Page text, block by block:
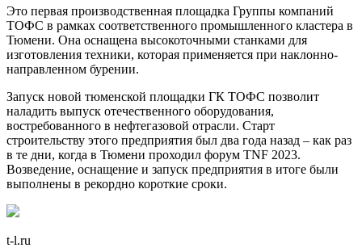
Это первая производственная площадка Группы компаний
ТОФС в рамках соответственного промышленного кластера в
Тюмени. Она оснащена высокоточными станками для
изготовления техники, которая применяется при наклонно-
направленном бурении.
Запуск новой тюменской площадки ГК ТОФС позволит
наладить выпуск отечественного оборудования,
востребованного в нефтегазовой отрасли. Старт
строительству этого предприятия был два года назад – как раз
в те дни, когда в Тюмени проходил форум TNF 2023.
Возведение, оснащение и запуск предприятия в итоге были
выполнены в рекордно короткие сроки.
t-l.ru